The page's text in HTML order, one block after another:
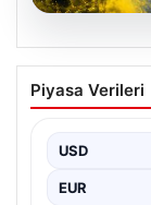
07.08.2026
İtalya Serie
Piyasa Verileri
USD
EUR